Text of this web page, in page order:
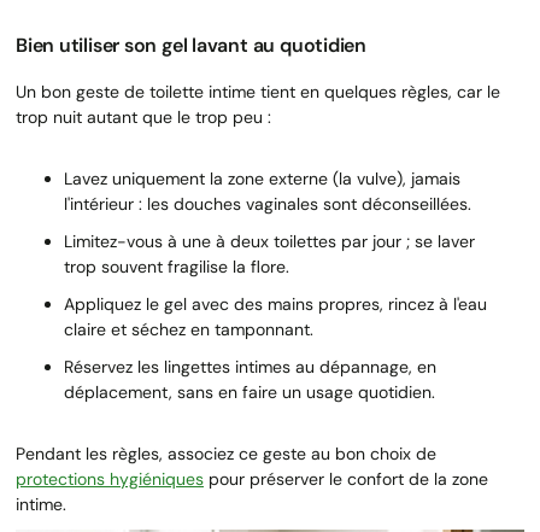
Bien utiliser son gel lavant au quotidien
Un bon geste de toilette intime tient en quelques règles, car le
trop nuit autant que le trop peu :
Lavez uniquement la zone externe (la vulve), jamais
l'intérieur : les douches vaginales sont déconseillées.
Limitez-vous à une à deux toilettes par jour ; se laver
trop souvent fragilise la flore.
Appliquez le gel avec des mains propres, rincez à l'eau
claire et séchez en tamponnant.
Réservez les lingettes intimes au dépannage, en
déplacement, sans en faire un usage quotidien.
Pendant les règles, associez ce geste au bon choix de
protections hygiéniques pour préserver le confort de la zone
intime.